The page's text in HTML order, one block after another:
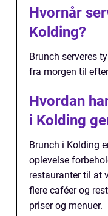
Hvornår
Kolding?
Brunch serveres
fra morgen til
Hvordan
i Kolding
Brunch i Kolding
oplevelse
restauranter til at
flere caféer og
priser og menuer.